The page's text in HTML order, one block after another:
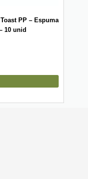
PP – Espuma
10 unid